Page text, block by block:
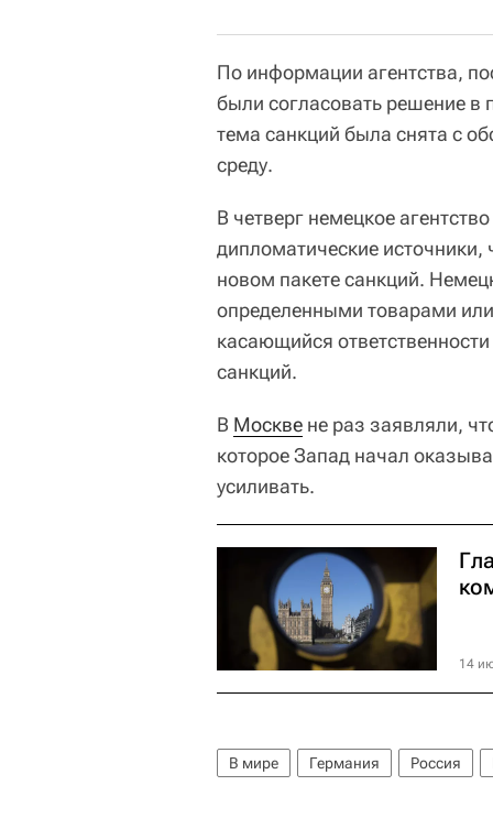
По информации агентства,
были согласовать решение в
тема санкций была снята с
среду.
В четверг немецкое
дипломатические источники,
новом пакете санкций.
определенными товарами
касающийся
санкций.
В Москве не раз заявляли,
которое Запад начал
усиливать.
14
В мире Германия Россия